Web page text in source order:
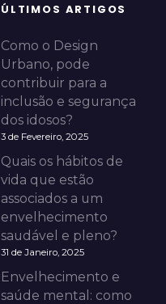
ÚLTIMOS ARTIGOS
Como o Design
Urbano, pode
contribuir para a
inclusão e segurança
dos idosos?
3 de Fevereiro, 2025
Quais os hábitos de
vida que estão
associados a um
envelhecimento
saudável e pleno?
31 de Janeiro, 2025
Envelhecimento e
saúde mental: como